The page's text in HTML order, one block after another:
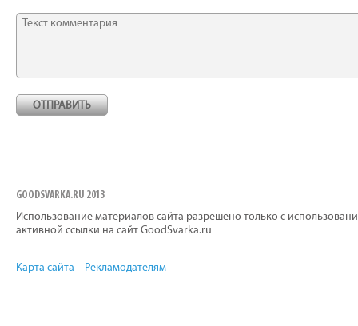
GOODSVARKA.RU 2013
Использование материалов сайта разрешено только с
активной ссылки на сайт GoodSvarka.ru
Карта сайта Рекламодателям